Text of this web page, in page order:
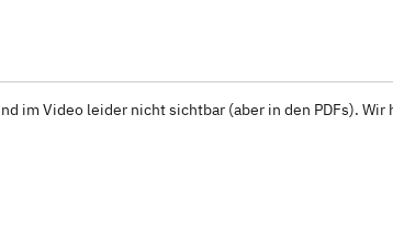
im Video leider nicht sichtbar (aber in den PDFs).